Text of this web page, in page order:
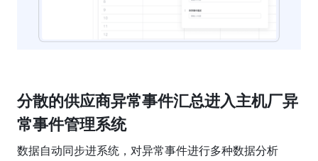
分散的供应商异常事件汇总进入主机厂异
常事件管理系统
数据自动同步进系统，对异常事件进行多种数据分析